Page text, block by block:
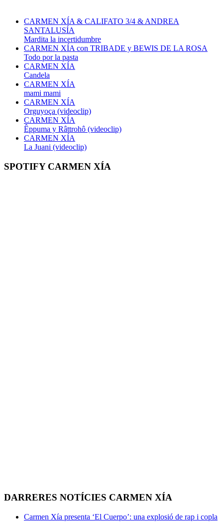
CARMEN XÍA & CALIFATO 3/4 & ANDREA
SANTALUSÍA
Mardita la incertidumbre
CARMEN XÍA con TRIBADE y BEWIS DE LA ROSA
Todo por la pasta
CARMEN XÍA
Candela
CARMEN XÍA
mami mami
CARMEN XÍA
Orguyoça (videoclip)
CARMEN XÍA
Êppuma y Râttrohô (videoclip)
CARMEN XÍA
La Juani (videoclip)
SPOTIFY CARMEN XÍA
DARRERES NOTÍCIES CARMEN XÍA
Carmen Xía presenta ‘El Cuerpo’: una explosió de rap i copla